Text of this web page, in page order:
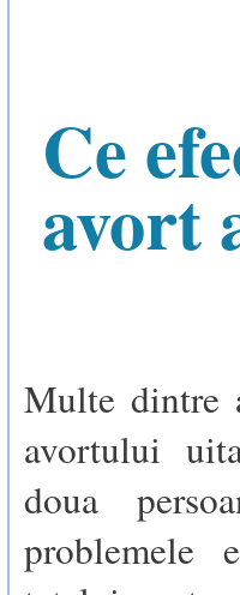
Ce
avort
Multe dintre
avortului
doua
problemele